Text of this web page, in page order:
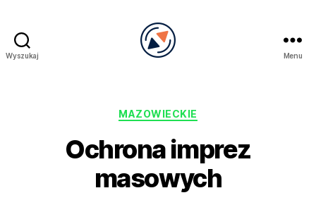
Wyszukaj Menu
Kategorie
MAZOWIECKIE
Ochrona imprez
masowych